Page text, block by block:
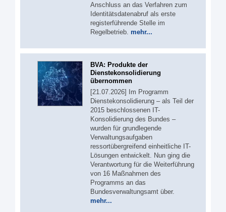
Anschluss an das Verfahren zum
Identitätsdatenabruf als erste
registerführende Stelle im
Regelbetrieb. mehr...
BVA: Produkte der
Dienstekonsolidierung
übernommen
[21.07.2026] Im Programm
Dienstekonsolidierung – als Teil der
2015 beschlossenen IT-
Konsolidierung des Bundes –
wurden für grundlegende
Verwaltungsaufgaben
ressortübergreifend einheitliche IT-
Lösungen entwickelt. Nun ging die
Verantwortung für die Weiterführung
von 16 Maßnahmen des
Programms an das
Bundesverwaltungsamt über.
mehr...